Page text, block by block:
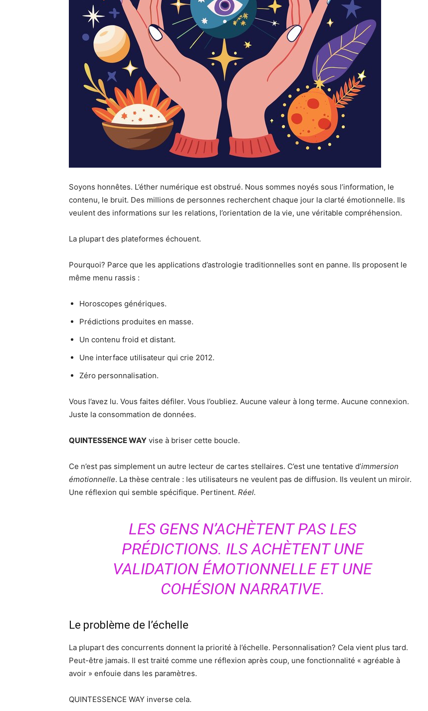
Soyons honnêtes. L’éther numérique est obstrué. Nous sommes noyés sous l’information, le
contenu, le bruit. Des millions de personnes recherchent chaque jour la clarté émotionnelle. Ils
veulent des informations sur les relations, l’orientation de la vie, une véritable compréhension.
La plupart des plateformes échouent.
Pourquoi? Parce que les applications d’astrologie traditionnelles sont en panne. Ils proposent le
même menu rassis :
Horoscopes génériques.
Prédictions produites en masse.
Un contenu froid et distant.
Une interface utilisateur qui crie 2012.
Zéro personnalisation.
Vous l’avez lu. Vous faites défiler. Vous l’oubliez. Aucune valeur à long terme. Aucune connexion.
Juste la consommation de données.
QUINTESSENCE WAY vise à briser cette boucle.
Ce n’est pas simplement un autre lecteur de cartes stellaires. C’est une tentative d’immersion
émotionnelle. La thèse centrale : les utilisateurs ne veulent pas de diffusion. Ils veulent un miroir.
Une réflexion qui semble spécifique. Pertinent. Réel.
LES GENS N’ACHÈTENT PAS LES
PRÉDICTIONS. ILS ACHÈTENT UNE
VALIDATION ÉMOTIONNELLE ET UNE
COHÉSION NARRATIVE.
Le problème de l’échelle
La plupart des concurrents donnent la priorité à l’échelle. Personnalisation? Cela vient plus tard.
Peut-être jamais. Il est traité comme une réflexion après coup, une fonctionnalité « agréable à
avoir » enfouie dans les paramètres.
QUINTESSENCE WAY inverse cela.